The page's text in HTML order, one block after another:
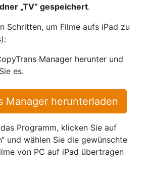
„TV“ gespeichert.
Schritten, um Filme aufs iPad zu
Manager herunter und
Sie es.
Manager herunterladen
Programm, klicken Sie auf
und wählen Sie die gewünschte
von PC auf iPad übertragen